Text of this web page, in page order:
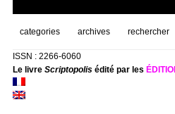
categories archives rechercher
ISSN : 2266-6060
Le livre Scriptopolisédité par les